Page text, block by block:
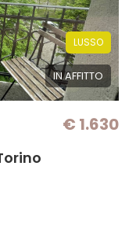
IN AFFITTO
LUSSO
€ 1.630